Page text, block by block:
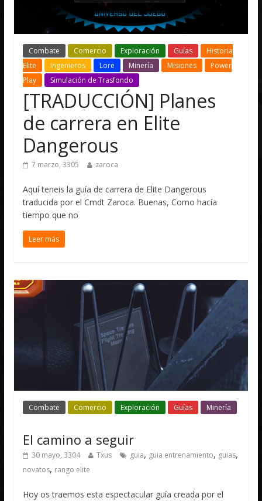
Combate Comercio Exploración Guías
Historia
Elite
Ingenieros Lore Minería Misiones
Power
Play
Simulación de Trasfondo
[TRADUCCIÓN] Planes
de carrera en Elite
Dangerous
7 marzo, 3305 zaroca
Aquí teneis la guía de carrera de Elite Dangerous
traducida por el Cmdt Zaroca. Buenas, Como hacía
tiempo que no
Leer más
Combate Comercio Exploración Guías Minería
El camino a seguir
30 mayo, 3304 Txus guia, guia entrenamiento, guias,
novatos, rango elite
Hoy os traemos esta espectacular guía creada por el